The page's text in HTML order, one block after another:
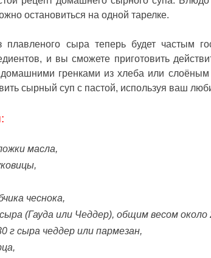
остановиться на одной тарелке.
плавленого сыра теперь будет частым
и вы сможете приготовить
домашними гренками из хлеба или
сырный суп с пастой, используя ваш
масла,
чеснока,
(Гауда или Чеддер), общим весом около
г сыра чеддер или пармезан,